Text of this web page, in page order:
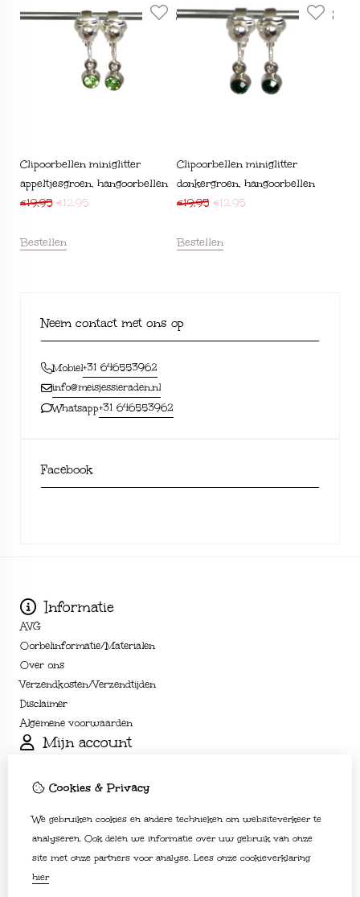
Clipoorbellen miniglitter
appeltjesgroen, hangoorbellen
€19,95 €12,95
Bestellen
Clipoorbellen miniglitter
donkergroen, hangoorbellen
€19,95 €12,95
Bestellen
Neem contact met ons op
Mobiel+31 646553962
info@meisjessieraden.nl
Whatsapp+31 646553962
Facebook
Informatie
AVG
Oorbelinformatie/Materialen
Over ons
Verzendkosten/Verzendtijden
Disclaimer
Algemene voorwaarden
Mijn account
Bestelhistorie
Nieuwsbrief
Klantenservice
Contact
Sitemap
Cookies & Privacy
We gebruiken cookies en andere technieken om websiteverkeer te
analyseren. Ook delen we informatie over uw gebruik van onze
site met onze partners voor analyse. Lees onze cookieverklaring
hier